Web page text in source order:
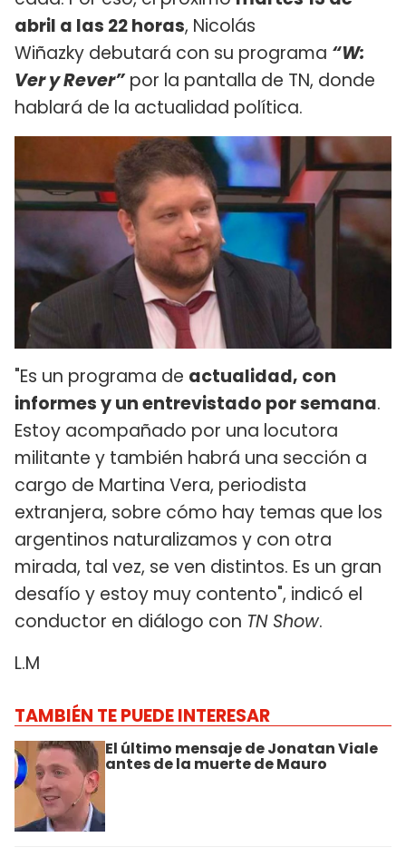
abril a las 22 horas, Nicolás
Wiñazky debutará con su programa “W:
Ver y Rever” por la pantalla de TN, donde
hablará de la actualidad política.
"Es un programa de actualidad, con
informes y un entrevistado por semana.
Estoy acompañado por una locutora
militante y también habrá una sección a
cargo de Martina Vera, periodista
extranjera, sobre cómo hay temas que los
argentinos naturalizamos y con otra
mirada, tal vez, se ven distintos. Es un gran
desafío y estoy muy contento", indicó el
conductor en diálogo con TN Show.
L.M
TAMBIÉN TE PUEDE INTERESAR
El último mensaje de Jonatan Viale
antes de la muerte de Mauro